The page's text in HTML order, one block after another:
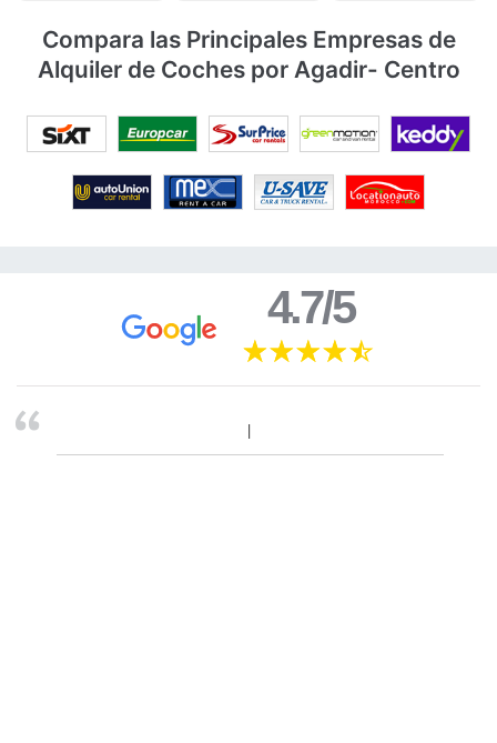
Compara las Principales Empresas de
Alquiler de Coches por Agadir- Centro
4.7/5